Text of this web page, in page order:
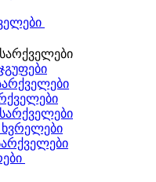
ხვრელები